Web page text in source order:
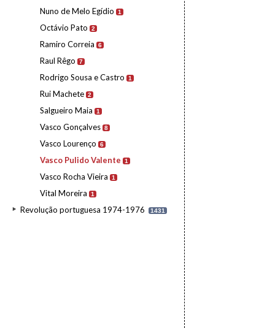
Nuno de Melo Egídio 1
Octávio Pato 2
Ramiro Correia 6
Raul Rêgo 7
Rodrigo Sousa e Castro 1
Rui Machete 2
Salgueiro Maia 1
Vasco Gonçalves 8
Vasco Lourenço 6
Vasco Pulido Valente 1
Vasco Rocha Vieira 1
Vital Moreira 1
Revolução portuguesa 1974-1976 1431